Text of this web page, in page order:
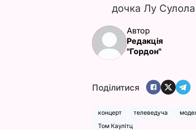
дочка Лу
Автор
Редакція
"Гордон"
Поділитися
концерт телеведуча
Том Каулітц